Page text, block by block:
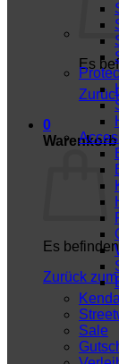
Es
0
Warenkorb
Es
Zurück
Sale